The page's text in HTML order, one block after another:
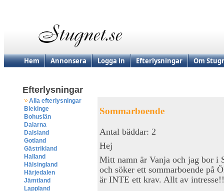
Hem Annonsera Logga in Efterlysningar Om
Efterlysningar
Alla efterlysningar
Blekinge
Bohuslän
Dalarna
Dalsland
Gotland
Gästrikland
Halland
Hälsingland
Härjedalen
Jämtland
Lappland
Sommarboende
Antal bäddar: 2
Hej
Mitt namn är Vanja och jag bor i
och söker ett sommarboende på
är INTE ett krav. Allt av intresse!!